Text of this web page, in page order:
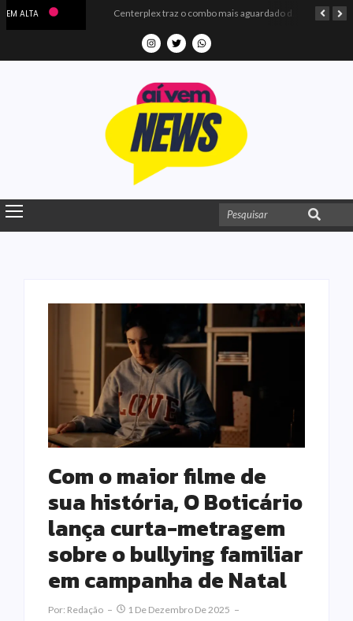
EM ALTA Centerplex traz o combo mais aguardado dos oceanos para estreia de Moana
Com o maior filme de
sua história, O Boticário
lança curta-metragem
sobre o bullying familiar
em campanha de Natal
Por: Redação
1 De Dezembro De 2025